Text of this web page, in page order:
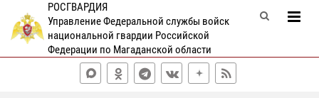
РОСГВАРДИЯ
Управление Федеральной службы войск
национальной гвардии Российской
Федерации по Магаданской области